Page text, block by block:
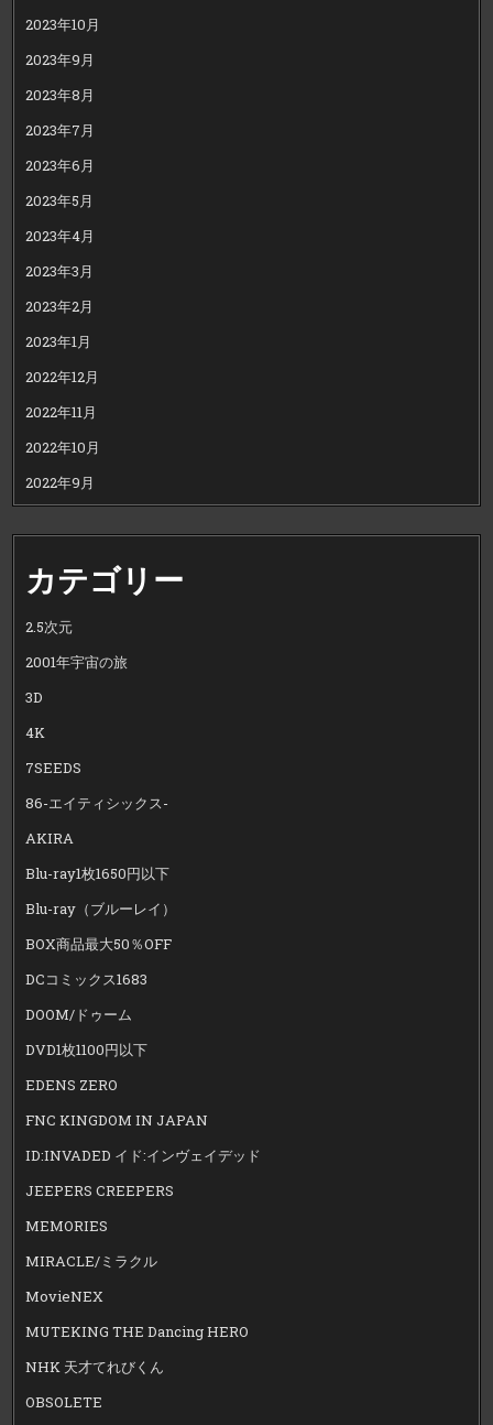
2023年10月
2023年9月
2023年8月
2023年7月
2023年6月
2023年5月
2023年4月
2023年3月
2023年2月
2023年1月
2022年12月
2022年11月
2022年10月
2022年9月
カテゴリー
2.5次元
2001年宇宙の旅
3D
4K
7SEEDS
86-エイティシックス-
AKIRA
Blu-ray1枚1650円以下
Blu-ray（ブルーレイ）
BOX商品最大50％OFF
DCコミックス1683
DOOM/ドゥーム
DVD1枚1100円以下
EDENS ZERO
FNC KINGDOM IN JAPAN
ID:INVADED イド:インヴェイデッド
JEEPERS CREEPERS
MEMORIES
MIRACLE/ミラクル
MovieNEX
MUTEKING THE Dancing HERO
NHK 天才てれびくん
OBSOLETE